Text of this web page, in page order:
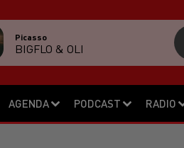
AGENDA PODCAST RADIO
Picasso
BIGFLO & OLI